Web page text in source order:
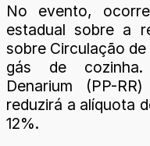
No evento,
estadual sobre a
sobre Circulação
gás de
Denarium (PP-
reduzirá a alíquota
12%.